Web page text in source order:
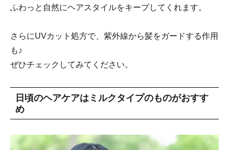
ふわっと自然にヘアスタイルをキープしてくれます。
さらにUVカット処方で、紫外線から髪をガードする作用
も♪
ぜひチェックしてみてください。
日頃のヘアケアはミルクタイプのものがおすす
め